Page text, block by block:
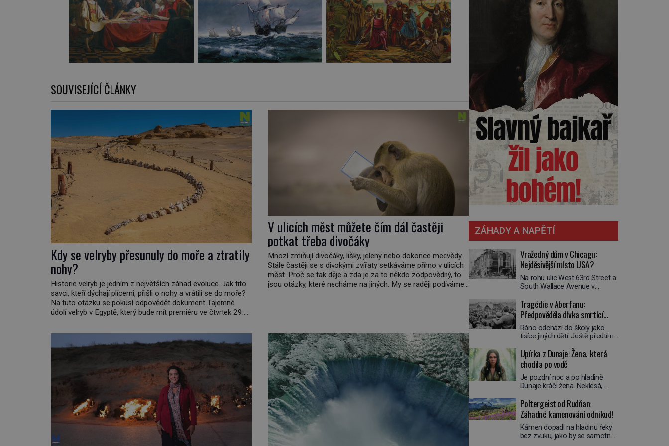
SOUVISEJÍCÍ ČLÁNKY
Kdy se velryby přesunuly do moře a ztratily
nohy?
Historie velryb je jedním z největších záhad evoluce. Jak tito
savci, kteří dýchají plícemi, přišli o nohy a vrátili se do moře?
Na tuto otázku se pokusí odpovědět dokument Tajemné
údolí velryb v Egyptě, který bude mít premiéru ve čtvrtek 29.
druhů dnes žijících velryb […]
V ulicích měst můžete čím dál častěji
potkat třeba divočáky
Mnozí zmiňují divočáky, lišky, jeleny nebo dokonce medvědy.
Stále častěji se s divokými zvířaty setkáváme přímo v ulicích
měst. Proč se tak děje a zda je za to někdo zodpovědný, to
jsou otázky, které necháme na jiných. My se raději podíváme
ZÁHADY A NAPĚTÍ
Vražedný dům v Chicagu:
Nejděsivější místo USA?
Na rohu ulic West 63rd Street a
South Wallace Avenue v
Nemá žádný speciální nápis ani
pamětní desku. A přesto prý
místní zaměstnanci neradi
chodí do sklepa. Právě tady
totiž sídlil sériový vrah H. H.
nejpropracovanější past na lidi
v dějinách americké
kriminalistiky. Herman Webster
Mudgett (1861–1896) přijíždí […]
Tragédie v Aberfanu:
Předpověděla dívka smrtící
sesuv půdy?
Ráno odchází do školy jako
tisíce jiných dětí. Ještě předtím
snem. Ve škole, kterou dobře
zná, tentokrát nevidí budovu ani
spolužáky. Místo nich se před ní
tyčí cosi temného. O několik
hodin později je mrtvá. Mohla
osud? Dne 21. října 1966 se
velšská vesnice Aberfan […]
Upírka z Dunaje: Žena, která
chodila po vodě
Je pozdní noc a po hladině
Dunaje kráčí žena. Neklesá,
se tiše, jako by černá voda pod
ní byla dlažbou. Muž, který ji z
břehu pozoruje, ji údajně
poznává, jenže Ruža Vlajna má
být v tu chvíli mrtvá celé století.
Poltergeist od Rudňan:
Záhadné kamenování odnikud!
Kámen dopadl na hladinu řeky
bez zvuku, jako by se samotná